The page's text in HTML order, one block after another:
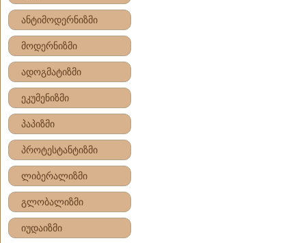
ანტიმოდერნიზმი
მოდერნიზმი
ადოგმატიზმი
ეკუმენიზმი
პაპიზმი
პროტესტანტიზმი
ლიბერალიზმი
გლობალიზმი
იუდაიზმი